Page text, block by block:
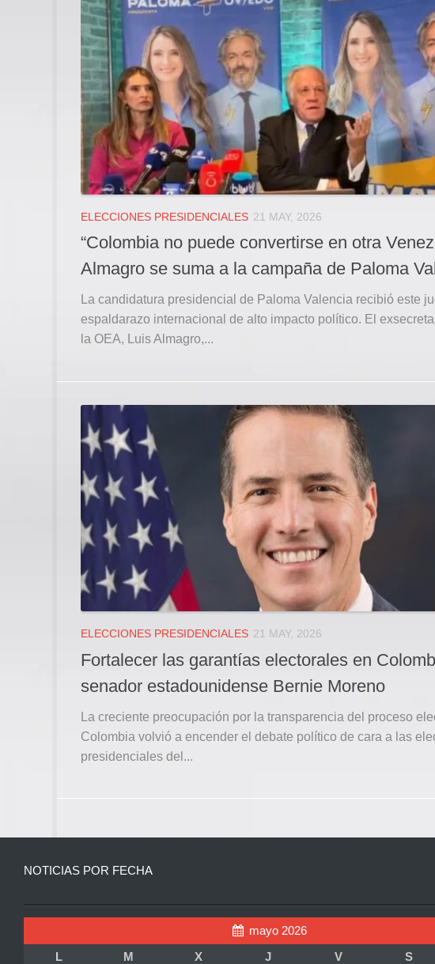
ELECCIONES PRESIDENCIALES 21 MAY, 2026
“Colombia no puede convertirse en otra
Almagro se suma a la campaña de Paloma
La candidatura presidencial de Paloma Valencia recibió este
espaldarazo internacional de alto impacto político. El
la OEA, Luis Almagro,...
ELECCIONES PRESIDENCIALES 21 MAY, 2026
Fortalecer las garantías electorales en
senador estadounidense Bernie Moreno
La creciente preocupación por la transparencia del proceso
Colombia volvió a encender el debate político de cara a las
presidenciales del...
NOTICIAS POR FECHA
mayo 2026
L
M X J V S